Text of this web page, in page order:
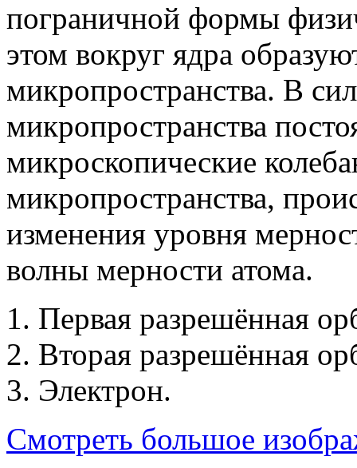
пограничной формы
этом вокруг ядра
микропространства. В
микропространства
микроскопические
микропространства,
изменения уровня
волны мерности атома.
1. Первая разрешённая
2. Вторая разрешённая
3. Электрон.
Смотреть большое